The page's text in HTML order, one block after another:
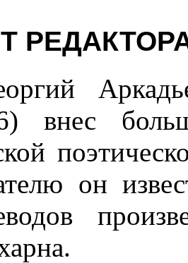
внес
он